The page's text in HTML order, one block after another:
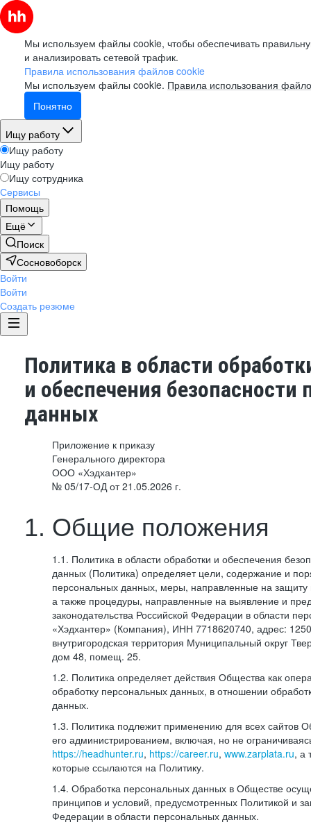
Мы используем файлы cookie, чтобы обеспечивать
и анализировать сетевой трафик.
Правила использования файлов cookie
Мы используем файлы cookie. Правила использования
Понятно
Ищу работу
Ищу работу
Ищу работу
Ищу сотрудника
Сервисы
Помощь
Ещё
Поиск
Сосновоборск
Войти
Войти
Создать резюме
Политика в области
и обеспечения безопасности
данных
Приложение к приказу
Генерального директора
ООО «Хэдхантер»
№ 05/17-ОД от 21.05.2026 г.
1. Общие положения
1.1. Политика в области обработки и обеспечения
данных (Политика) определяет цели, содержание и
персональных данных, меры, направленные на
а также процедуры, направленные на выявление и
законодательства Российской Федерации в области
«Хэдхантер» (Компания), ИНН 7718620740, адрес:
внутригородская территория Муниципальный округ
дом 48, помещ. 25.
1.2. Политика определяет действия Общества как
обработку персональных данных, в отношении
данных.
1.3. Политика подлежит применению для всех сайтов
его администрированием, включая, но не
https://headhunter.ru, https://career.ru, www.zarplata.ru, а
которые ссылаются на Политику.
1.4. Обработка персональных данных в Обществе
принципов и условий, предусмотренных Политикой и
Федерации в области персональных данных.